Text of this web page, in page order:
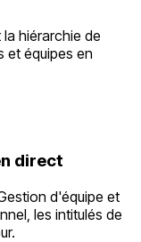
hiérarchie de
et équipes en
direct
d'équipe et
les intitulés de